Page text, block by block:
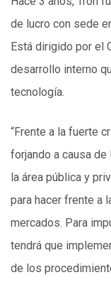
de lucro con sede
Está dirigido por el
desarrollo interno
tecnología.
“Frente a la fuerte
forjando a causa
la área pública y
para hacer frente a
mercados. Para
tendrá que
de los